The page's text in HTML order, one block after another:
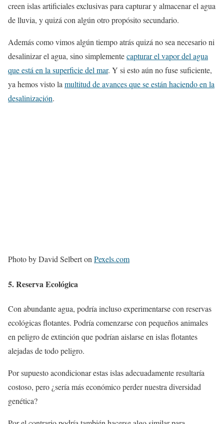
creen islas artificiales exclusivas para capturar y almacenar el agua
de lluvia, y quizá con algún otro propósito secundario.
Además como vimos algún tiempo atrás quizá no sea necesario ni
desalinizar el agua, sino simplementecapturar el vapor del agua
que está en la superficie del mar. Y si esto aún no fuse suficiente,
ya hemos visto la multitud de avances que se están haciendo en la
desalinización.
Photo by David Selbert onPexels.com
5. Reserva Ecológica
Con abundante agua, podría incluso experimentarse con reservas
ecológicas flotantes. Podría comenzarse con pequeños animales
en peligro de extinción que podrían aislarse en islas flotantes
alejadas de todo peligro.
Por supuesto acondicionar estas islas adecuadamente resultaría
costoso, pero ¿sería más económico perder nuestra diversidad
genética?